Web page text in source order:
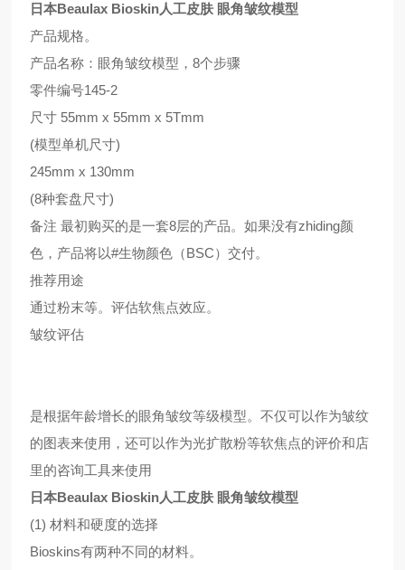
日本Beaulax Bioskin人工皮肤 眼角皱纹模型
产品规格。
产品名称：眼角皱纹模型，8个步骤
零件编号145-2
尺寸 55mm x 55mm x 5Tmm
(模型单机尺寸)
245mm x 130mm
(8种套盘尺寸)
备注 最初购买的是一套8层的产品。如果没有zhiding颜
色，产品将以#生物颜色（BSC）交付。
推荐用途
通过粉末等。评估软焦点效应。
皱纹评估
是根据年龄增长的眼角皱纹等级模型。不仅可以作为皱纹
的图表来使用，还可以作为光扩散粉等软焦点的评价和店
里的咨询工具来使用
日本Beaulax Bioskin人工皮肤 眼角皱纹模型
(1) 材料和硬度的选择
Bioskins有两种不同的材料。